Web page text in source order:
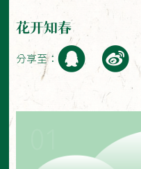
花开知春
分享至：